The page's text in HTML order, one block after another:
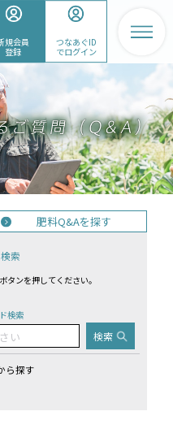
規会員
登録
つなあぐID
でログイン
肥料Q&Aを探す
索
タンを押してください。
検索
ら探す